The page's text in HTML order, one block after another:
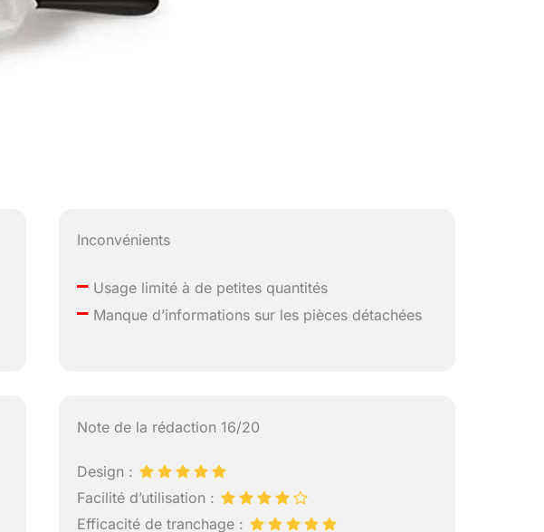
Inconvénients
– Usage limité à de petites quantités
– Manque d’informations sur les pièces détachées
Note de la rédaction 16/20
Design :
Facilité d’utilisation :
Efficacité de tranchage :